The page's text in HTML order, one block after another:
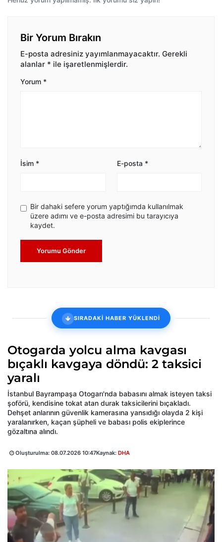
Bir Yorum Bırakın
E-posta adresiniz yayımlanmayacaktır. Gerekli
alanlar * ile işaretlenmişlerdir.
Yorum *
İsim * E-posta *
Bir dahaki sefere yorum yaptığımda kullanılmak
üzere adımı ve e-posta adresimi bu tarayıcıya
kaydet.
Yorumu Gönder
SIRADAKİ HABER YÜKLENDİ
Otogarda yolcu alma kavgası
bıçaklı kavgaya döndü: 2 taksici
yaralı
İstanbul Bayrampaşa Otogarı'nda babasını almak isteyen taksi
şoförü, kendisine tokat atan durak taksicilerini bıçakladı.
Dehşet anlarının güvenlik kamerasına yansıdığı olayda 2 kişi
yaralanırken, kaçan şüpheli ve babası polis ekiplerince
gözaltına alındı.
Oluşturulma: 08.07.2026 10:47Kaynak: DHA